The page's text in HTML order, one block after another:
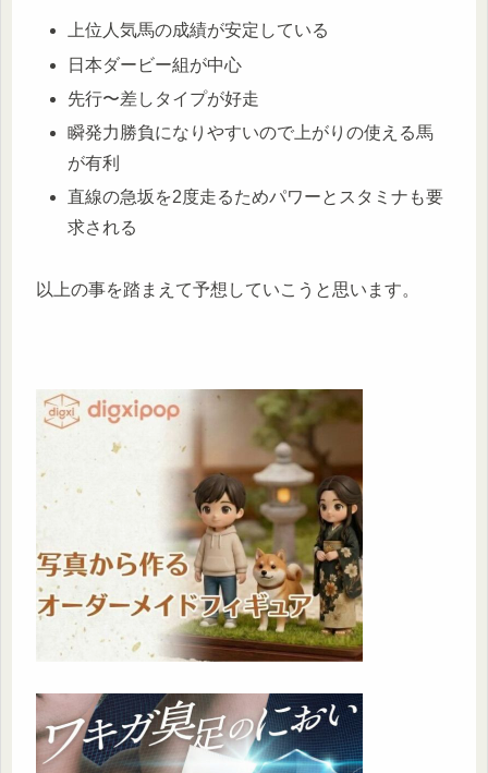
上位人気馬の成績が安定している
日本ダービー組が中心
先行〜差しタイプが好走
瞬発力勝負になりやすいので上がりの使える馬
が有利
直線の急坂を2度走るためパワーとスタミナも要
求される
以上の事を踏まえて予想していこうと思います。